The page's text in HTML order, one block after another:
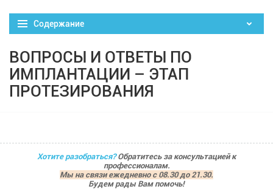
Содержание
ВОПРОСЫ И ОТВЕТЫ ПО
ИМПЛАНТАЦИИ – ЭТАП
ПРОТЕЗИРОВАНИЯ
Хотите разобраться?Обратитесь за консультацией к
профессионалам.
Мы на связи ежедневно с 08.30 до 21.30.
Будем рады Вам помочь!